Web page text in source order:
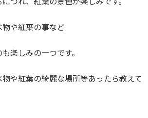
や紅葉の事など
楽しみの一つです。
や紅葉の綺麗な場所等あったら教えて